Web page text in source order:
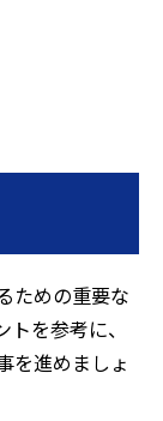
ための重要な
を参考に、
を進めましょ